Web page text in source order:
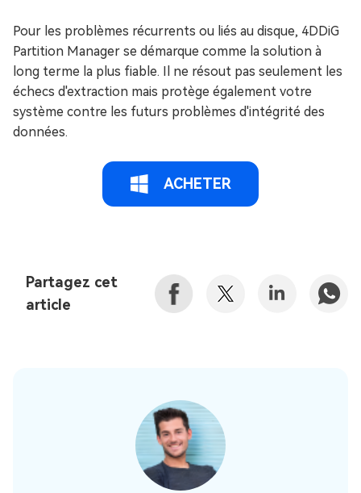
Pour les problèmes récurrents ou liés au disque, 4DDiG
Partition Manager se démarque comme la solution à
long terme la plus fiable. Il ne résout pas seulement les
échecs d'extraction mais protège également votre
système contre les futurs problèmes d'intégrité des
données.
ACHETER
Partagez cet
article